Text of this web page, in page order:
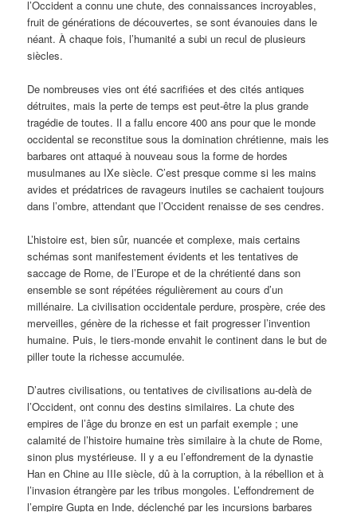
l’Occident a connu une chute, des connaissances incroyables,
fruit de générations de découvertes, se sont évanouies dans le
néant. À chaque fois, l’humanité a subi un recul de plusieurs
siècles.
De nombreuses vies ont été sacrifiées et des cités antiques
détruites, mais la perte de temps est peut-être la plus grande
tragédie de toutes. Il a fallu encore 400 ans pour que le monde
occidental se reconstitue sous la domination chrétienne, mais les
barbares ont attaqué à nouveau sous la forme de hordes
musulmanes au IXe siècle. C’est presque comme si les mains
avides et prédatrices de ravageurs inutiles se cachaient toujours
dans l’ombre, attendant que l’Occident renaisse de ses cendres.
L’histoire est, bien sûr, nuancée et complexe, mais certains
schémas sont manifestement évidents et les tentatives de
saccage de Rome, de l’Europe et de la chrétienté dans son
ensemble se sont répétées régulièrement au cours d’un
millénaire. La civilisation occidentale perdure, prospère, crée des
merveilles, génère de la richesse et fait progresser l’invention
humaine. Puis, le tiers-monde envahit le continent dans le but de
piller toute la richesse accumulée.
D’autres civilisations, ou tentatives de civilisations au-delà de
l’Occident, ont connu des destins similaires. La chute des
empires de l’âge du bronze en est un parfait exemple ; une
calamité de l’histoire humaine très similaire à la chute de Rome,
sinon plus mystérieuse. Il y a eu l’effondrement de la dynastie
Han en Chine au IIIe siècle, dû à la corruption, à la rébellion et à
l’invasion étrangère par les tribus mongoles. L’effondrement de
l’empire Gupta en Inde, déclenché par les incursions barbares